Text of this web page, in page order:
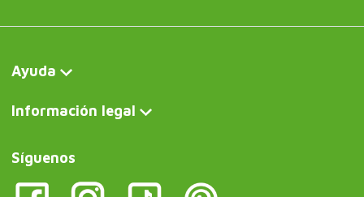
Ayuda
Información legal
Síguenos